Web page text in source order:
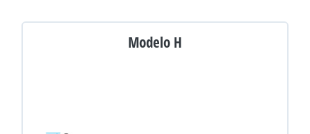
Modelo H